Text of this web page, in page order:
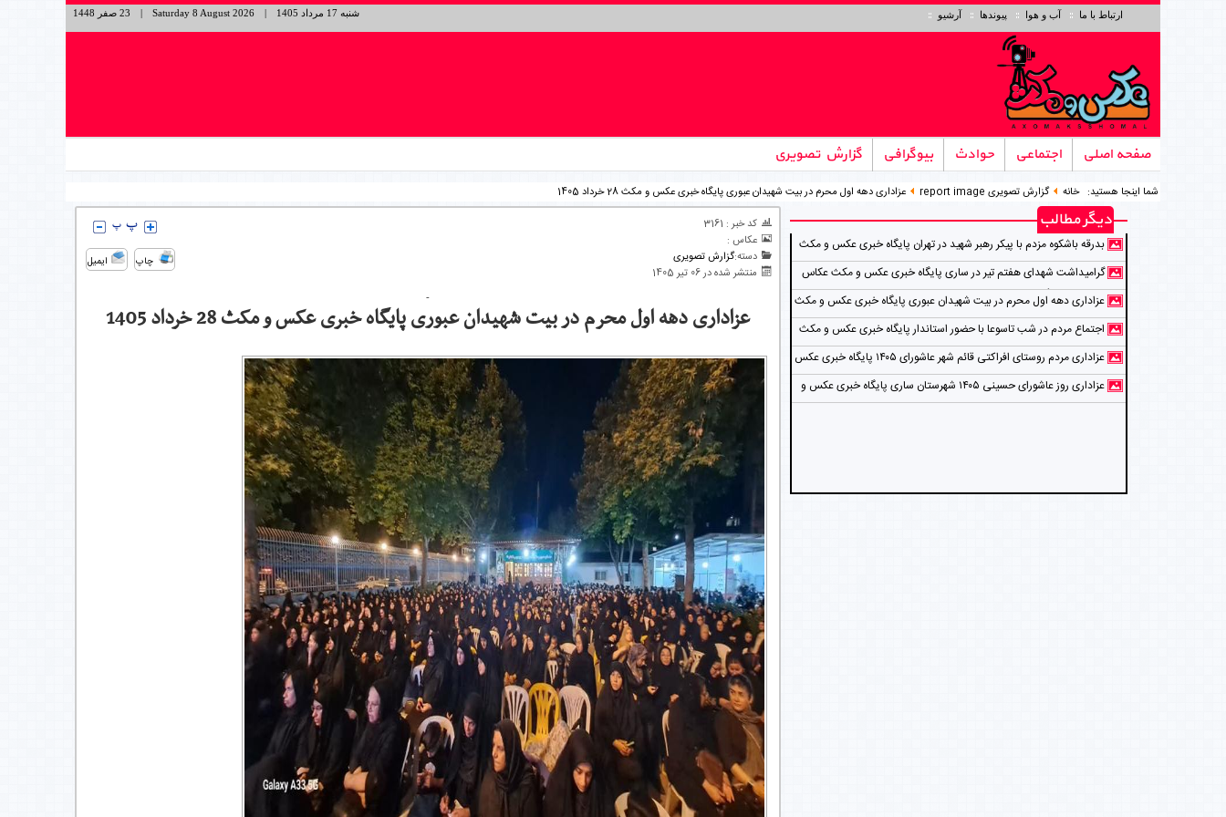
شنبه 17 مرداد 1405 |
Saturday 8 August 2026
| 23 صفر 1448 ارتباط با ما آب و هوا پیوندها آرشیو
صفحه اصلی اجتماعی حوادث بیوگرافی گزارش تصویری
شما اینجا هستید:خانه گزارش تصویری report image
عزاداری دهه اول محرم در بیت شهیدان عبوری پایگاه خبری عکس و مکث 28 خرداد 1405
کد خبر : 3161
عکاس :
دسته:گزارش تصویری
منتشر شده در 06 تیر 1405
چاپ ایمیل
-
عزاداری دهه اول محرم در بیت شهیدان عبوری پایگاه خبری عکس و مکث 28 خرداد 1405
دیگر مطالب
بدرقه باشکوه مزدم با پیکر رهبر شهید در تهران پایگاه خبری عکس و مکث
عکاس ابراهیم فلاح 15 تیر 1405
گرامیداشت شهدای هفتم تیر در ساری پایگاه خبری عکس و مکث عکاس
روابط عمومی دادگستری 7 تیر 1405
عزاداری دهه اول محرم در بیت شهیدان عبوری پایگاه خبری عکس و مکث
28 خرداد 1405 اجتماع مردم در شب تاسوعا با حضور استاندار پایگاه خبری عکس و مکث
عکاس مانیلی کلاکی 2 تیر 1405
عزاداری مردم روستای افراکتی قائم شهر عاشورای ۱۴۰۵ پایگاه خبری عکس
و مکث عکاس علی اعظم اصغری قاجاریعزاداری روز عاشورای حسینی ۱۴۰۵ شهرستان ساری پایگاه خبری عکس و
مکث عکاس‌‌: شهربانو رعیت نژاد